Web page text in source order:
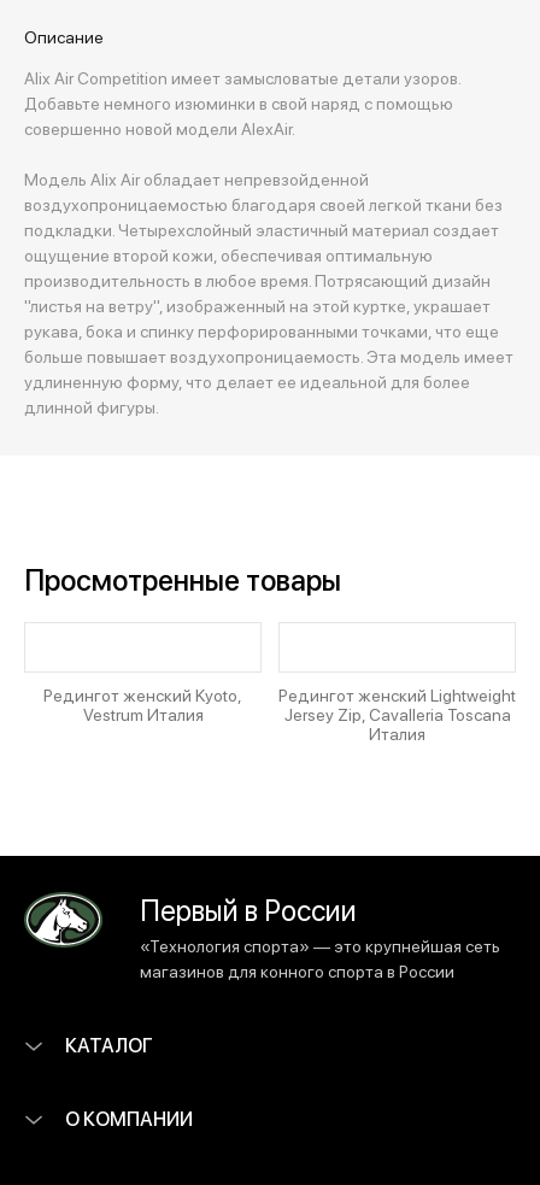
Описание
Alix Air Competition имеет замысловатые детали узоров.
Добавьте немного изюминки в свой наряд с помощью
совершенно новой модели AlexAir.
Модель Alix Air обладает непревзойденной
воздухопроницаемостью благодаря своей легкой ткани без
подкладки. Четырехслойный эластичный материал создает
ощущение второй кожи, обеспечивая оптимальную
производительность в любое время. Потрясающий дизайн
"листья на ветру", изображенный на этой куртке, украшает
рукава, бока и спинку перфорированными точками, что еще
больше повышает воздухопроницаемость. Эта модель имеет
удлиненную форму, что делает ее идеальной для более
длинной фигуры.
Просмотренные товары
Редингот женский Kyoto,
Vestrum Италия
Редингот женский Lightweight
Jersey Zip, Cavalleria Toscana
Италия
Первый в России
«Технология спорта» — это крупнейшая сеть
магазинов для конного спорта в России
КАТАЛОГ
О КОМПАНИИ